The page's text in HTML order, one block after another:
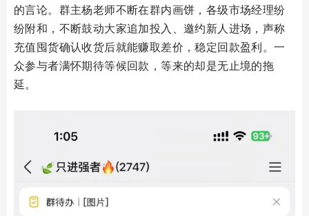
的言论。群主杨老师不断在群内画饼，各级市场经理纷
纷附和，不断鼓动大家追加投入、邀约新人进场，声称
充值囤货确认收货后就能赚取差价，稳定回款盈利。一
众参与者满怀期待等候回款，等来的却是无止境的拖
延。